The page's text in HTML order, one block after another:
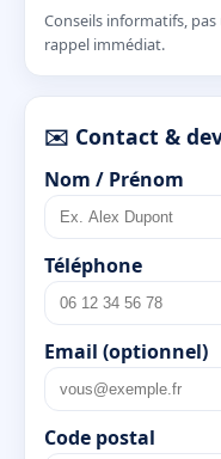
Conseils informatifs,
rappel immédiat.
✉️ Contact &
Nom / Prénom
Téléphone
Email (optionnel)
Code postal